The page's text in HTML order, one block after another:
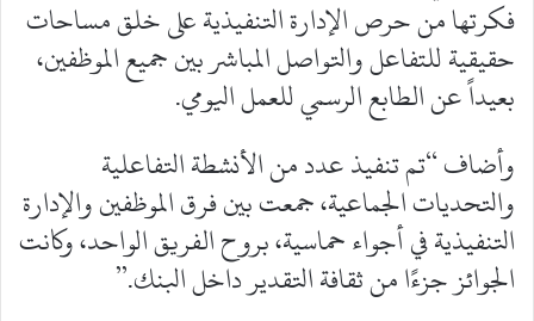
فكرتها من حرص الإدارة التنفيذية على خلق مساحات
حقيقية للتفاعل والتواصل المباشر بين جميع الموظفين،
بعيداً عن الطابع الرسمي للعمل اليومي.
وأضاف “تم تنفيذ عدد من الأنشطة التفاعلية
والتحديات الجماعية، جمعت بين فرق الموظفين والإدارة
التنفيذية في أجواء حماسية، بروح الفريق الواحد، وكانت
الجوائز جزءًا من ثقافة التقدير داخل البنك.”